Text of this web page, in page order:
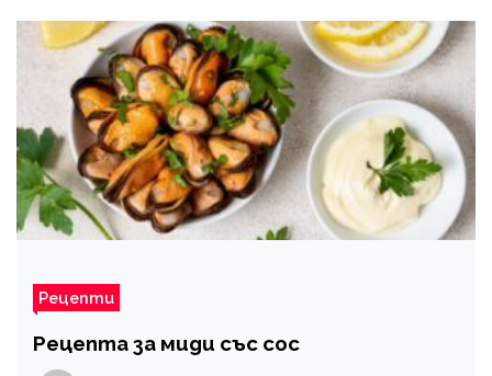
Рецепти
Рецепта за миди със сос